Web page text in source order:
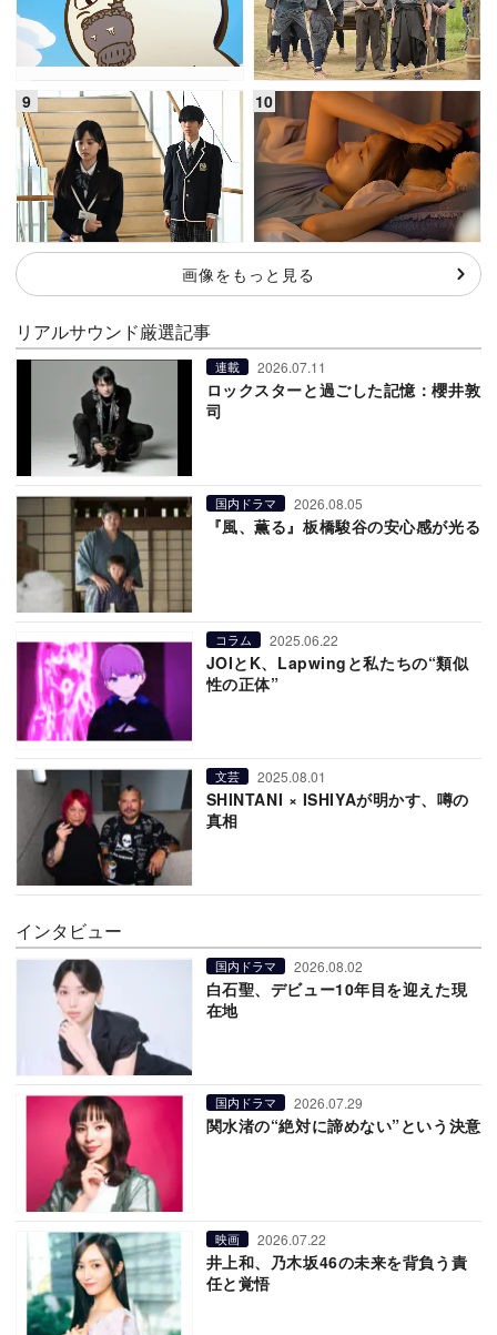
画像をもっと見る
リアルサウンド厳選記事
連載 2026.07.11
ロックスターと過ごした記憶：櫻井敦
司
国内ドラマ 2026.08.05
『風、薫る』板橋駿谷の安心感が光る
コラム 2025.06.22
JOIとK、Lapwingと私たちの“類似
性の正体”
文芸 2025.08.01
SHINTANI × ISHIYAが明かす、噂の
真相
インタビュー
国内ドラマ 2026.08.02
白石聖、デビュー10年目を迎えた現
在地
国内ドラマ 2026.07.29
関水渚の“絶対に諦めない”という決意
映画 2026.07.22
井上和、乃木坂46の未来を背負う責
任と覚悟